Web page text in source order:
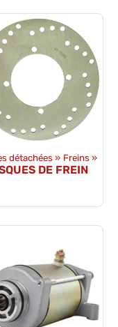
détachées ‪» Freins ‪»
DE FREIN